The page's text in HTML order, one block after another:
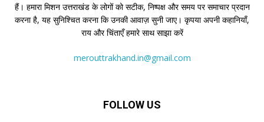
हैं। हमारा मिशन उत्तराखंड के लोगों को सटीक, निष्पक्ष और समय पर समाचार प्रदान
करना है, यह सुनिश्चित करना कि उनकी आवाज़ सुनी जाए। कृपया अपनी कहानियाँ,
राय और चिंताएँ हमारे साथ साझा करें
merouttrakhand.in@gmail.com
FOLLOW US